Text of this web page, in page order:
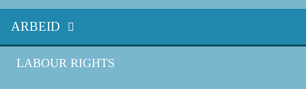
ARBEID
LABOUR RIGHTS